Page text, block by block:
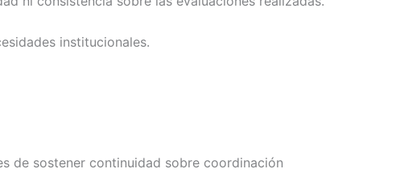
institucionales.
de sostener continuidad sobre coordinación